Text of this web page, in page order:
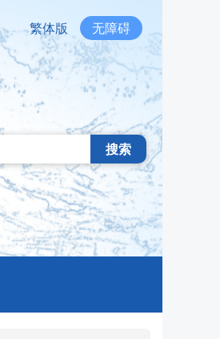
繁体版 无障碍
搜索